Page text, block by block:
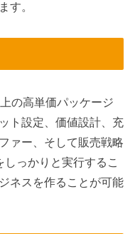
す。
の高単価パッケージ
ト設定、価値設計、充
ァー、そして販売戦略
っかりと実行するこ
ネスを作ることが可能